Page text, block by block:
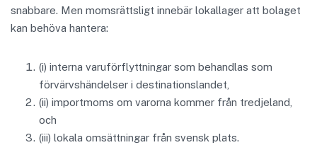
snabbare. Men momsrättsligt innebär lokallager att bolaget
kan behöva hantera:
(i) interna varuförflyttningar som behandlas som
förvärvshändelser i destinationslandet,
(ii) importmoms om varorna kommer från tredjeland,
och
(iii) lokala omsättningar från svensk plats.